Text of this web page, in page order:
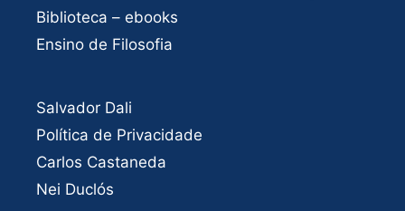
Biblioteca – ebooks
Ensino de Filosofia
Salvador Dali
Política de Privacidade
Carlos Castaneda
Nei Duclós